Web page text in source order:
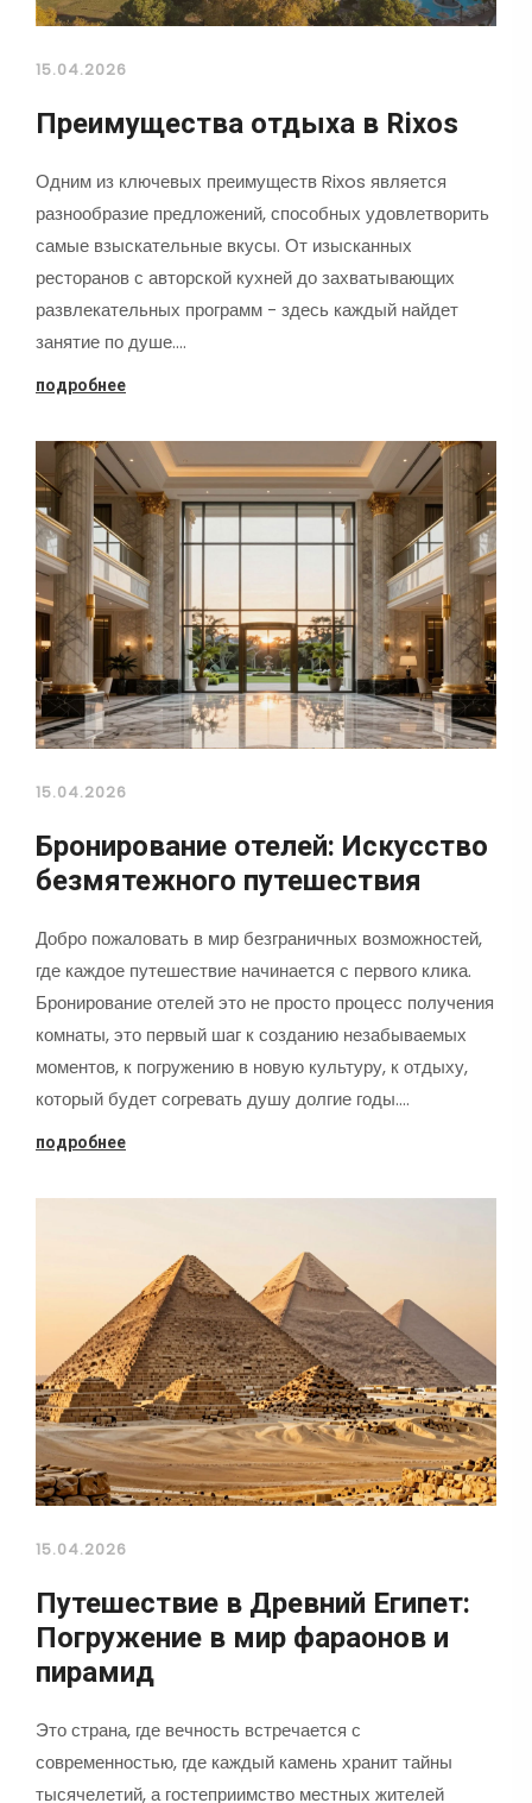
15.04.2026
Преимущества отдыха в Rixos
Одним из ключевых преимуществ Rixos является
разнообразие предложений, способных удовлетворить
самые взыскательные вкусы. От изысканных
ресторанов с авторской кухней до захватывающих
развлекательных программ - здесь каждый найдет
занятие по душе.…
подробнее
15.04.2026
Бронирование отелей: Искусство
безмятежного путешествия
Добро пожаловать в мир безграничных возможностей,
где каждое путешествие начинается с первого клика.
Бронирование отелей это не просто процесс получения
комнаты, это первый шаг к созданию незабываемых
моментов, к погружению в новую культуру, к отдыху,
который будет согревать душу долгие годы.…
подробнее
15.04.2026
Путешествие в Древний Египет:
Погружение в мир фараонов и
пирамид
Это страна, где вечность встречается с
современностью, где каждый камень хранит тайны
тысячелетий, а гостеприимство местных жителей